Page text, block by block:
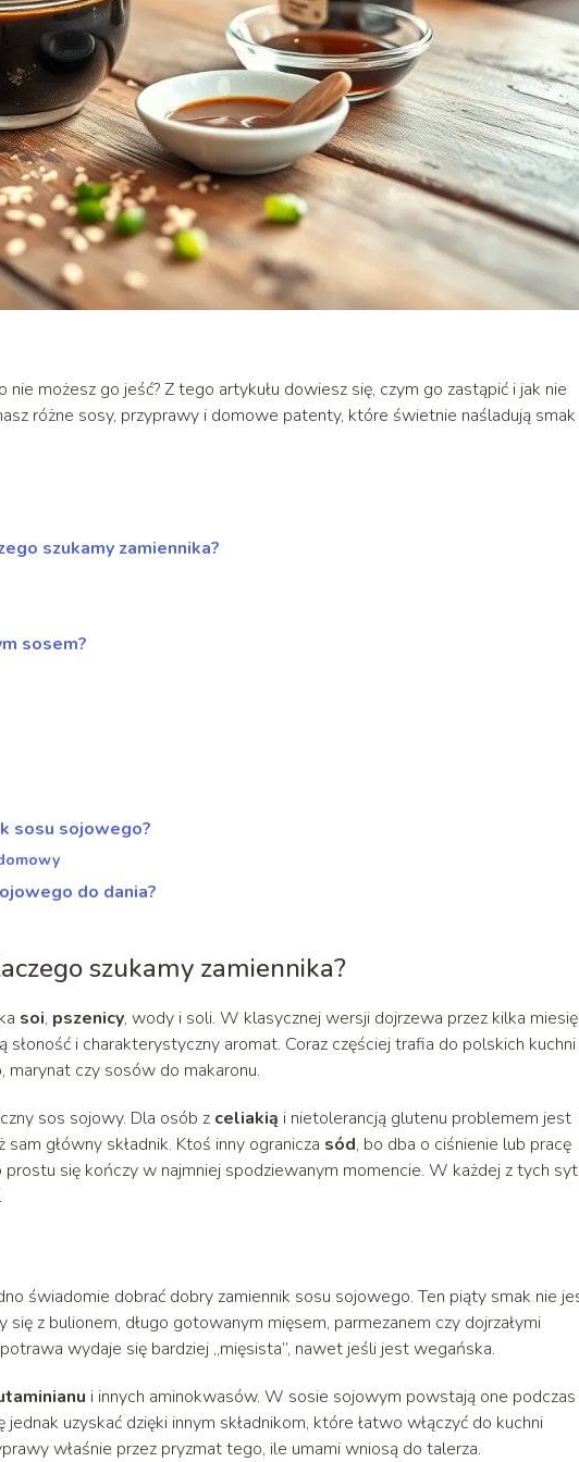
możesz go jeść? Z tego artykułu dowiesz się, czym go zastąpić i jak nie
różne sosy, przyprawy i domowe patenty, które świetnie naśladują smak
szukamy zamiennika?
sosem?
sosu sojowego?
do dania?
szukamy zamiennika?
soi, pszenicy, wody i soli. W klasycznej wersji dojrzewa przez kilka
i charakterystyczny aromat. Coraz częściej trafia do polskich kuchni
marynat czy sosów do makaronu.
sos sojowy. Dla osób z celiakią i nietolerancją glutenu problemem jest
główny składnik. Ktoś inny ogranicza sód, bo dba o ciśnienie lub pracę
się kończy w najmniej spodziewanym momencie. W każdej z tych
świadomie dobrać dobry zamiennik sosu sojowego. Ten piąty smak nie
się z bulionem, długo gotowanym mięsem, parmezanem czy dojrzałymi
wydaje się bardziej „mięsista”, nawet jeśli jest wegańska.
i innych aminokwasów. W sosie sojowym powstają one podczas
uzyskać dzięki innym składnikom, które łatwo włączyć do kuchni
właśnie przez pryzmat tego, ile umami wniosą do talerza.